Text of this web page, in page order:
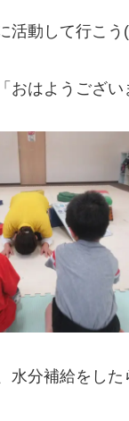
活動して行こう
おはようござ
水分補給をした